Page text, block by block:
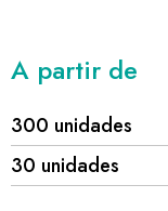
A partir de
300 unidades
30 unidades